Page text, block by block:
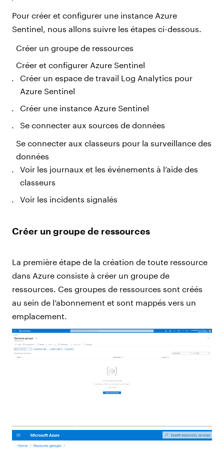
Pour créer et configurer une instance Azure
Sentinel, nous allons suivre les étapes ci-dessous.
Créer un groupe de ressources
Créer et configurer Azure Sentinel
Créer un espace de travail Log Analytics pour
Azure Sentinel
Créer une instance Azure Sentinel
Se connecter aux sources de données
Se connecter aux classeurs pour la surveillance des
données
Voir les journaux et les événements à l’aide des
classeurs
Voir les incidents signalés
Créer un groupe de ressources
La première étape de la création de toute ressource
dans Azure consiste à créer un groupe de
ressources. Ces groupes de ressources sont créés
au sein de l’abonnement et sont mappés vers un
emplacement.